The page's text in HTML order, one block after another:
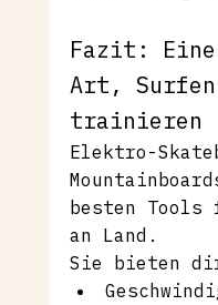
Fazit:
Art, Surfen
trainieren
Elektro-
besten
an Land.
Sie bieten